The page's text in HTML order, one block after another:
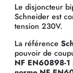
Le disjoncteur
Schneider est
tension 230V.
La référence
pouvoir de
NF EN60898-1